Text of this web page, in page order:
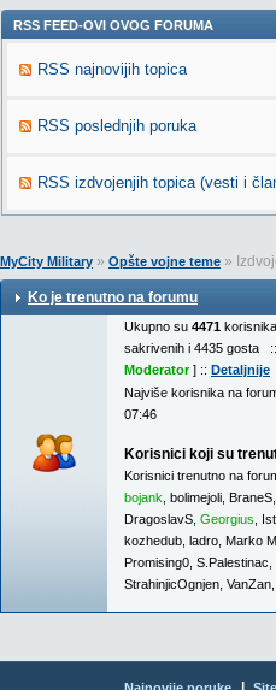
RSS FEED-OVI OVOG FORUMA
RSS najnovijih topica
RSS poslednjih poruka
RSS izdvojenjih topica (vesti i
MyCity Military » Opšte vojne teme »
Ko je trenutno na forumu
Ukupno su 4471
sakrivenih i 4435 gosta
Moderator] :: Detaljnije
Najviše korisnika na
07:46
Korisnici koji su
Korisnici trenutno na
bojank bolimejoli BraneS
DragoslavS Georgius
kozhedub ladro Marko
Promising0 S.Palestinac
StrahinjicOgnjen VanZan